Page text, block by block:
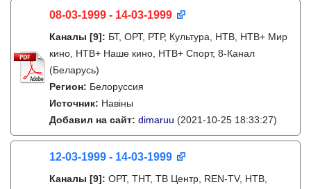
08-03-1999 - 14-03-1999
Каналы [9]: БТ, ОРТ, РТР, Культура, НТВ, НТВ+ Мир
кино, НТВ+ Наше кино, НТВ+ Cпорт, 8-Канал
(Беларусь)
Регион: Белоруссия
Источник: Навіны
Добавил на сайт: dimaruu (2021-10-25 18:33:27)
12-03-1999 - 14-03-1999
Каналы [9]: ОРТ, ТНТ, ТВ Центр, REN-TV, НТВ,